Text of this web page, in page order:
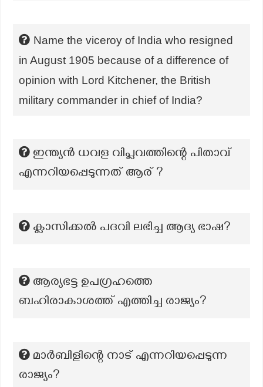
Name the viceroy of India who resigned
in August 1905 because of a difference of
opinion with Lord Kitchener, the British
military commander in chief of India?
ഇന്ത്യൻ ധവള വിപ്ലവത്തിന്റെ പിതാവ്
എന്നറിയപ്പെടുന്നത് ആര് ?
ക്ലാസിക്കല്‍ പദവി ലഭിച്ച ആദ്യ ഭാഷ?
ആര്യഭട്ട ഉപഗ്രഹത്തെ
ബഹിരാകാശത്ത് എത്തിച്ച രാജ്യം?
മാർബിളിന്റെ നാട് എന്നറിയപ്പെടുന്ന
രാജ്യം?